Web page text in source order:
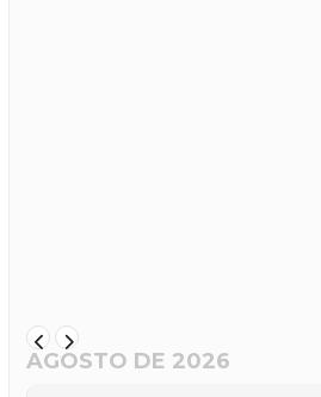
AGOSTO DE 2026